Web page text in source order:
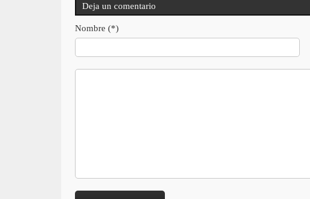
Deja un comentario
Nombre (*)